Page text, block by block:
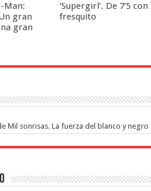
Man:
gran
gran
‘Supergirl’. De 7’5 con
fresquito
Mil sonrisas. La fuerza del blanco y negro